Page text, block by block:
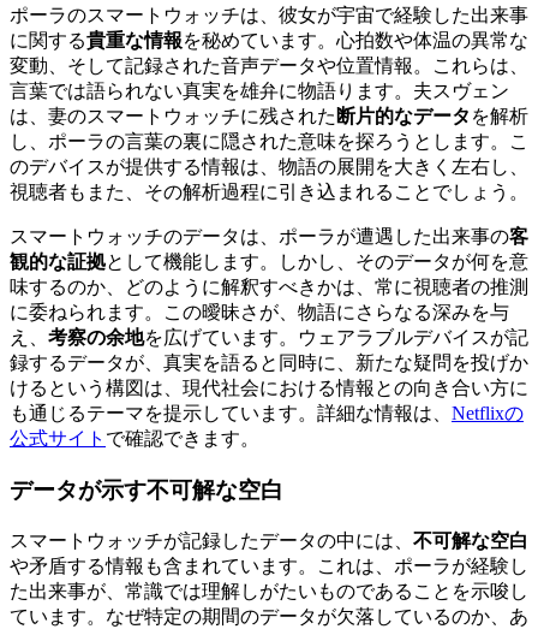
ポーラのスマートウォッチは、彼女が宇宙で経験した出来事
に関する貴重な情報を秘めています。心拍数や体温の異常な
変動、そして記録された音声データや位置情報。これらは、
言葉では語られない真実を雄弁に物語ります。夫スヴェン
は、妻のスマートウォッチに残された 断片的なデータ を解析
し、ポーラの言葉の裏に隠された意味を探ろうとします。こ
のデバイスが提供する情報は、物語の展開を大きく左右し、
視聴者もまた、その解析過程に引き込まれることでしょう。
スマートウォッチのデータは、ポーラが遭遇した出来事の客
観的な証拠として機能します。しかし、そのデータが何を意
味するのか、どのように解釈すべきかは、常に視聴者の推測
に委ねられます。この曖昧さが、物語にさらなる深みを与
え、 考察の余地を広げています。ウェアラブルデバイスが記
録するデータが、真実を語ると同時に、新たな疑問を投げか
けるという構図は、現代社会における情報との向き合い方に
も通じるテーマを提示しています。詳細な情報は、 Netflixの
公式サイト で確認できます。
データが示す不可解な空白
スマートウォッチが記録したデータの中には、 不可解な空白
や矛盾する情報も含まれています。これは、ポーラが経験し
た出来事が、常識では理解しがたいものであることを示唆し
ています。なぜ特定の期間のデータが欠落しているのか、あ